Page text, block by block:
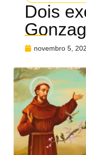
Dois
novembro 5,